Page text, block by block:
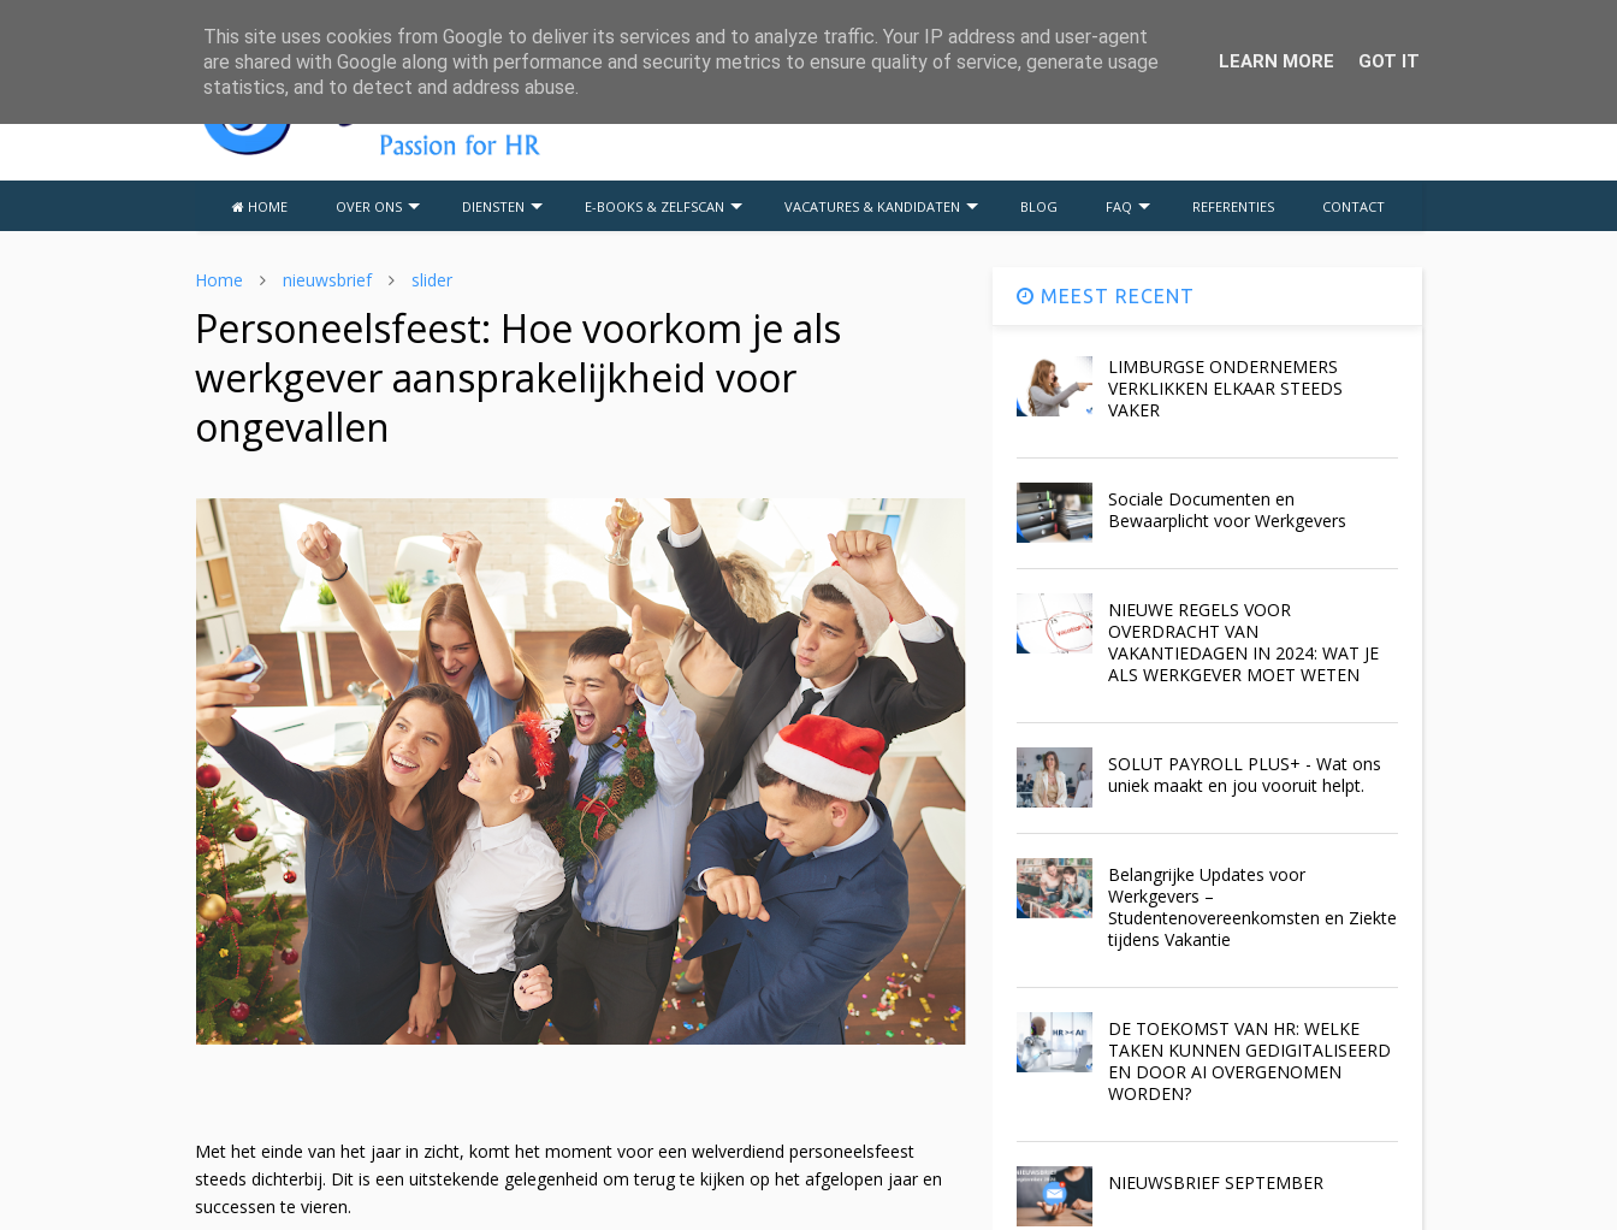
HOME OVER ONS DIENSTEN E-BOOKS & ZELFSCAN VACATURES & KANDIDATEN BLOG FAQ REFERENTIES CONTACT
Home nieuwsbrief slider
Personeelsfeest: Hoe voorkom je als
werkgever aansprakelijkheid voor
ongevallen
Met het einde van het jaar in zicht, komt het moment voor een welverdiend personeelsfeest
steeds dichterbij. Dit is een uitstekende gelegenheid om terug te kijken op het afgelopen jaar en
successen te vieren.
MEEST RECENT
LIMBURGSE ONDERNEMERS
VERKLIKKEN ELKAAR STEEDS
VAKER
Sociale Documenten en
Bewaarplicht voor Werkgevers
NIEUWE REGELS VOOR
OVERDRACHT VAN
VAKANTIEDAGEN IN 2024: WAT JE
ALS WERKGEVER MOET WETEN
SOLUT PAYROLL PLUS+ - Wat ons
uniek maakt en jou vooruit helpt.
Belangrijke Updates voor
Werkgevers –
Studentenovereenkomsten en Ziekte
tijdens Vakantie
DE TOEKOMST VAN HR: WELKE
TAKEN KUNNEN GEDIGITALISEERD
EN DOOR AI OVERGENOMEN
WORDEN?
NIEUWSBRIEF SEPTEMBER
This site uses cookies from Google to deliver its services and to analyze traffic. Your IP address and user-agent
are shared with Google along with performance and security metrics to ensure quality of service, generate usage
statistics, and to detect and address abuse.
LEARN MORE GOT IT